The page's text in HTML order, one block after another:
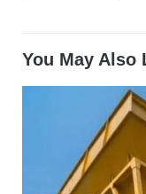
You May Also